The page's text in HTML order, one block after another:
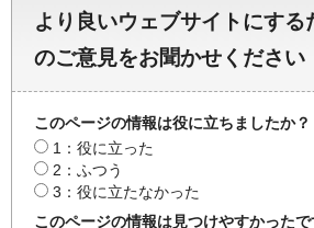
より良いウェブサイトにする
のご意見をお聞かせください
このページの情報は役に立ちましたか？
1：役に立った
2：ふつう
3：役に立たなかった
このページの情報は見つけやすかったで